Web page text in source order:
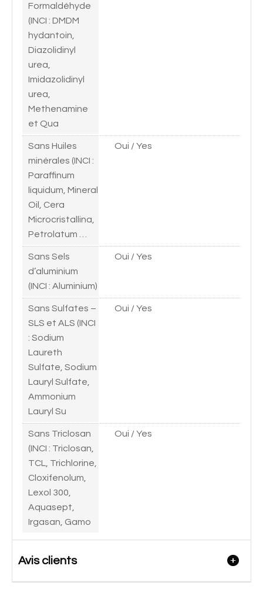
Formaldéhyde
(INCI : DMDM
hydantoin,
Diazolidinyl
urea,
Imidazolidinyl
urea,
Methenamine
et Qua
Sans Huiles
minérales (INCI :
Paraffinum
liquidum, Mineral
Oil, Cera
Microcristallina,
Petrolatum …
Oui / Yes
Sans Sels
d’aluminium
(INCI : Aluminium)
Oui / Yes
Sans Sulfates –
SLS et ALS (INCI
: Sodium
Laureth
Sulfate, Sodium
Lauryl Sulfate,
Ammonium
Lauryl Su
Oui / Yes
Sans Triclosan
(INCI : Triclosan,
TCL, Trichlorine,
Cloxifenolum,
Lexol 300,
Aquasept,
Irgasan, Gamo
Oui / Yes
Avis clients